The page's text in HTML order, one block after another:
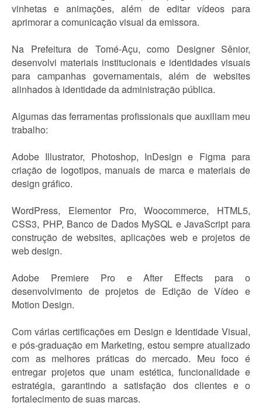
vinhetas e animações, além de editar vídeos para
aprimorar a comunicação visual da emissora.
Na Prefeitura de Tomé-Açu, como Designer Sênior,
desenvolvi materiais institucionais e identidades visuais
para campanhas governamentais, além de websites
alinhados à identidade da administração pública.
Algumas das ferramentas profissionais que auxiliam meu
trabalho:
Adobe Illustrator, Photoshop, InDesign e Figma para
criação de logotipos, manuais de marca e materiais de
design gráfico.
WordPress, Elementor Pro, Woocommerce, HTML5,
CSS3, PHP, Banco de Dados MySQL e JavaScript para
construção de websites, aplicações web e projetos de
web design.
Adobe Premiere Pro e After Effects para o
desenvolvimento de projetos de Edição de Vídeo e
Motion Design.
Com várias certificações em Design e Identidade Visual,
e pós-graduação em Marketing, estou sempre atualizado
com as melhores práticas do mercado. Meu foco é
entregar projetos que unam estética, funcionalidade e
estratégia, garantindo a satisfação dos clientes e o
fortalecimento de suas marcas.